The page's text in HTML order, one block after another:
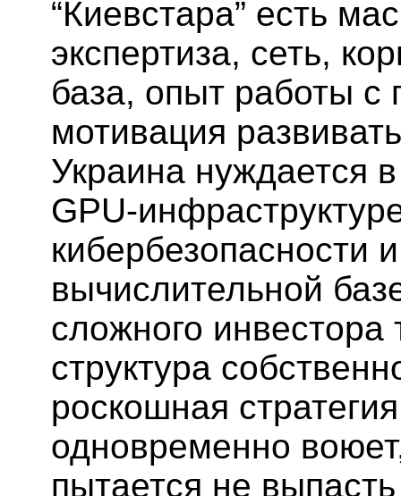
“Киевстара” есть
экспертиза, сеть,
база, опыт работы с
мотивация
Украина нуждается
GPU-
кибербезопасности
вычислительной
сложного инвестора
структура
роскошная
одновременно
пытается не